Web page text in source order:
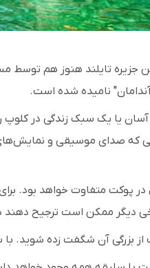
جزیره تایلند هنوز هم
نامیده شده است.
یا یک سبک زندگی در کلوپ را
که صدای موسیقی و نمایش‌های
پوکت متفاوت خواهد بود.
دیگر ممکن است ترجیح
از بزرگی آن شگفت زده شوید.